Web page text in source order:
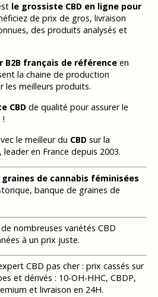
le grossiste CBD en ligne pour
de prix de gros, livraison
des produits analysés et
B2B français de référenceen
la chaine de production
les meilleurs produits.
CBDde qualité pour assurer le
!
le meilleur du CBDsur la
en France depuis 2003.
graines de cannabis féminisées
banque de graines de
nombreuses variétés CBD
à un prix juste.
CBD pas cher : prix cassés sur
et dérivés : 10-OH-HHC, CBDP,
et livraison en 24H.